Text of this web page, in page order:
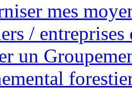
mes
/
un